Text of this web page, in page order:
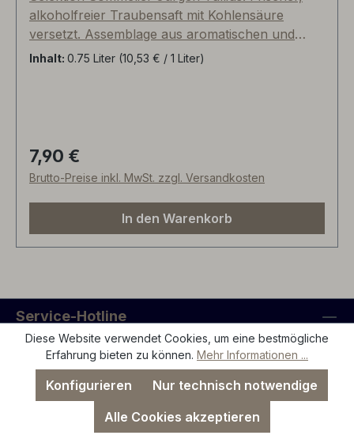
alkoholfreier Traubensaft mit Kohlensäure
versetzt. Assemblage aus aromatischen und
säurefrischen weißen Rebsorten, wie
Kohlensäure ein sehr erfrischender und
gesunder Genuß - nicht nur für Kinder,
Schwangere und Autofahrer. Unser eisgekühlter
Traubensecco sollte bei jedem Fest bereitsehen!
Lieferhinweis: bis der Vorrat aufgebraucht ist,
Inhalt: 0.75 Liter (10,53 € / 1 Liter)
Regulärer Preis:
7,90 €
Brutto-Preise inkl. MwSt. zzgl. Versandkosten
In den Warenkorb
Service-Hotline
Service
Rechtliches
Diese Website verwendet Cookies, um eine bestmögliche
Erfahrung bieten zu können. Mehr Informationen ...
Nur technisch notwendige
Konfigurieren
Alle Cookies akzeptieren